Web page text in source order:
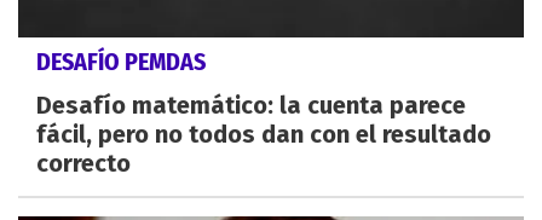
DESAFÍO PEMDAS
Desafío matemático: la cuenta parece
fácil, pero no todos dan con el resultado
correcto